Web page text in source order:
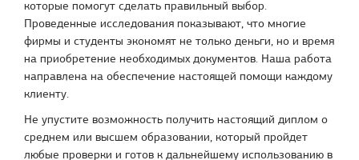
которые помогут сделать правильный выбор.
Проведенные исследования показывают, что многие
фирмы и студенты экономят не только деньги, но и время
на приобретение необходимых документов. Наша работа
направлена на обеспечение настоящей помощи каждому
клиенту.
Не упустите возможность получить настоящий диплом о
среднем или высшем образовании, который пройдет
любые проверки и готов к дальнейшему использованию в